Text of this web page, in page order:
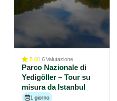
5.00 6Valutazione
Parco Nazionale di
Yedigöller – Tour su
misura da Istanbul
1 giorno